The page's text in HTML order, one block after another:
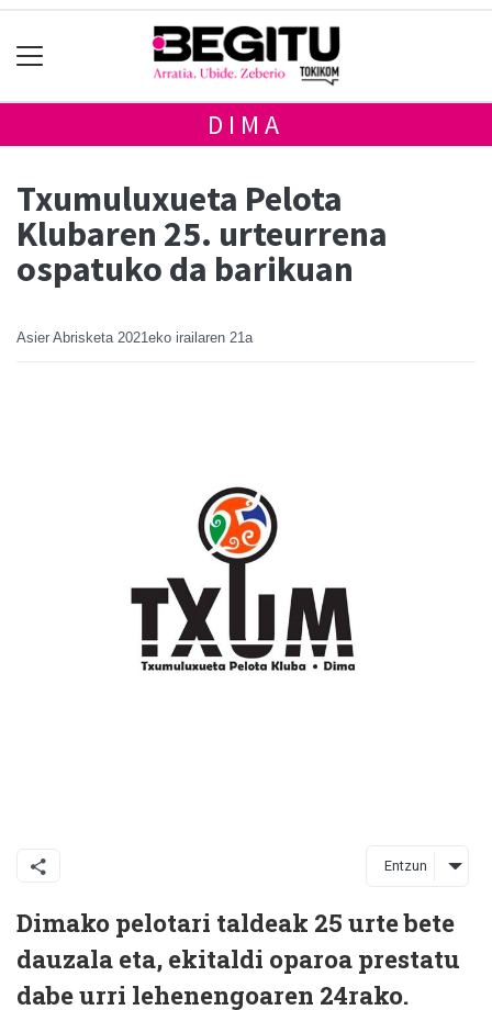
DIMA
Txumuluxueta Pelota
Klubaren 25. urteurrena
ospatuko da barikuan
Asier Abrisketa 2021eko irailaren 21a
Entzun
Dimako pelotari taldeak 25 urte bete
dauzala eta, ekitaldi oparoa prestatu
dabe urri lehenengoaren 24rako.